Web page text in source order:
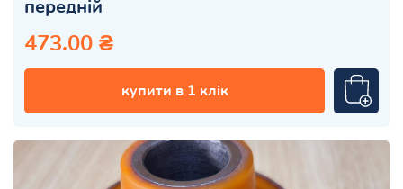
передній
473.00 ₴
купити в 1 клік